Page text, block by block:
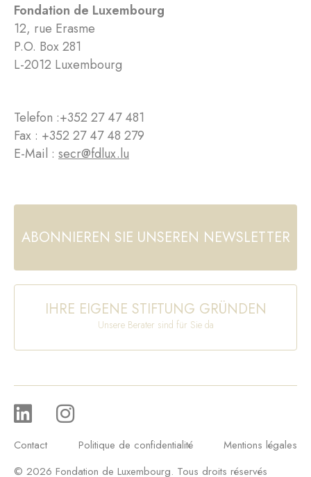
Fondation de Luxembourg
12, rue Erasme
P.O. Box 281
L-2012 Luxembourg
Telefon :+352 27 47 481
Fax : +352 27 47 48 279
E-Mail : secr@fdlux.lu
ABONNIEREN SIE UNSEREN NEWSLETTER
IHRE EIGENE STIFTUNG GRÜNDEN
Unsere Berater sind für Sie da
Contact Politique de confidentialité
Mentions légales
© 2026 Fondation de Luxembourg. Tous droits réservés